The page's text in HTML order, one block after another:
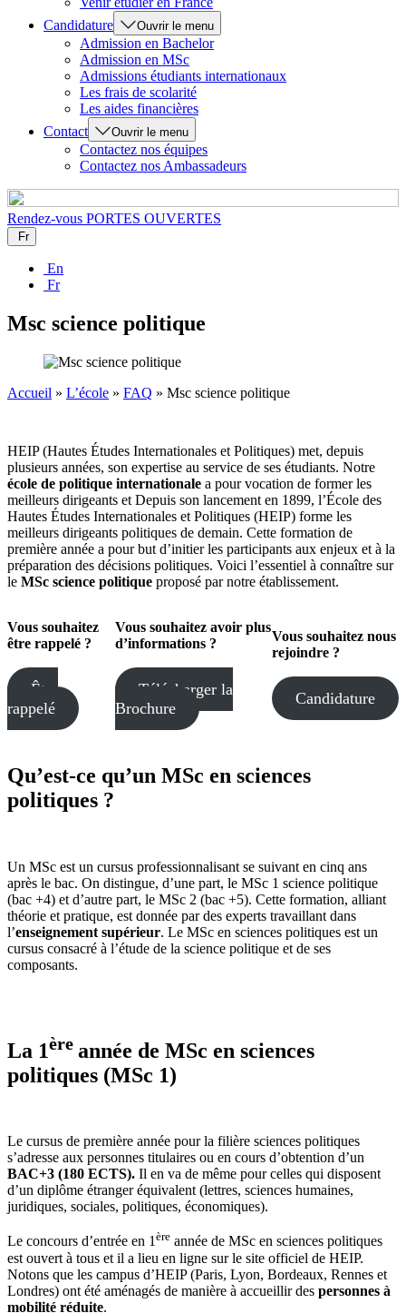
Candidature
Ouvrir le menu
Admission en Bachelor
Admission en MSc
Admissions étudiants internationaux
Les frais de scolarité
Les aides financières
Contact
Ouvrir le menu
Contactez nos équipes
Contactez nos Ambassadeurs
Rendez-vous PORTES OUVERTES
Fr
En
Fr
Msc science politique
Accueil » L’école » FAQ » Msc science politique
HEIP (Hautes Études Internationales et Politiques) met, depuis
plusieurs années, son expertise au service de ses étudiants. Notre
école de politique internationale a pour vocation de former les
meilleurs dirigeants et Depuis son lancement en 1899, l’École des
Hautes Études Internationales et Politiques (HEIP) forme les
meilleurs dirigeants politiques de demain. Cette formation de
première année a pour but d’initier les participants aux enjeux et à la
préparation des décisions politiques. Voici l’essentiel à connaître sur
le MSc science politique proposé par notre établissement.
Vous souhaitez
être rappelé ?
Être
rappelé
Vous souhaitez avoir plus
d’informations ?
Télécharger la
Brochure
Vous souhaitez nous
rejoindre ?
Candidature
Qu’est-ce qu’un MSc en sciences
politiques ?
Un MSc est un cursus professionnalisant se suivant en cinq ans
après le bac. On distingue, d’une part, le MSc 1 science politique
(bac +4) et d’autre part, le MSc 2 (bac +5). Cette formation, alliant
théorie et pratique, est donnée par des experts travaillant dans
l’enseignement supérieur. Le MSc en sciences politiques est un
cursus consacré à l’étude de la science politique et de ses
composants.
La 1ère année de MSc en sciences
politiques (MSc 1)
Le cursus de première année pour la filière sciences politiques
s’adresse aux personnes titulaires ou en cours d’obtention d’un
BAC+3 (180 ECTS). Il en va de même pour celles qui disposent
d’un diplôme étranger équivalent (lettres, sciences humaines,
juridiques, sociales, politiques, économiques).
Le concours d’entrée en 1ère année de MSc en sciences politiques
est ouvert à tous et il a lieu en ligne sur le site officiel de HEIP.
Notons que les campus d’HEIP (Paris, Lyon, Bordeaux, Rennes et
Londres) ont été aménagés de manière à accueillir des personnes à
mobilité réduite.